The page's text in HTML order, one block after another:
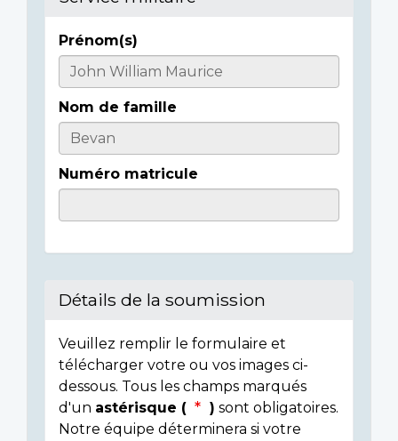
Casualty
Details
Prénom(s)
Nom de famille
Numéro matricule
Détails de la soumission
Veuillez remplir le formulaire et
télécharger votre ou vos images ci-
dessous. Tous les champs marqués
d'un astérisque ( ) sont obligatoires.
Notre équipe déterminera si votre